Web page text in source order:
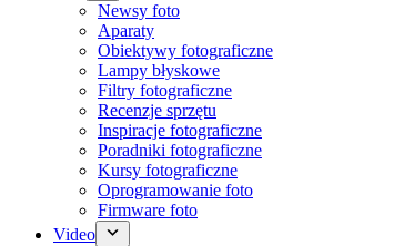
Newsy foto
Aparaty
Obiektywy fotograficzne
Lampy błyskowe
Filtry fotograficzne
Recenzje sprzętu
Inspiracje fotograficzne
Poradniki fotograficzne
Kursy fotograficzne
Oprogramowanie foto
Firmware foto
Video